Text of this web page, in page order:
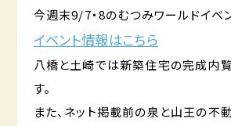
今週末9/7・8のむつみワールドイベ
イベント情報はこちら
八橋と土崎では新築住宅の完成内
す。
また、ネット掲載前の泉と山王の不